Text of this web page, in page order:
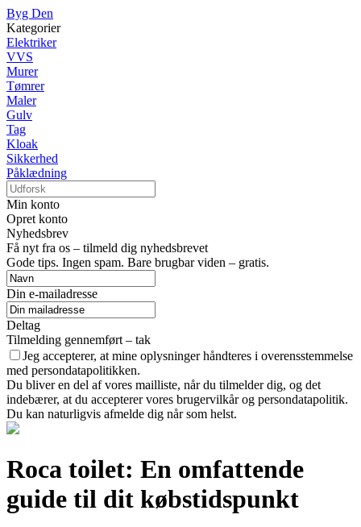
Byg Den
Kategorier
Elektriker
VVS
Murer
Tømrer
Maler
Gulv
Tag
Kloak
Sikkerhed
Påklædning
Min konto
Opret konto
Nyhedsbrev
Få nyt fra os – tilmeld dig nyhedsbrevet
Gode tips. Ingen spam. Bare brugbar viden – gratis.
Din e-mailadresse
Deltag
Tilmelding gennemført – tak
Jeg accepterer, at mine oplysninger håndteres i overensstemmelse
med persondatapolitikken.
Du bliver en del af vores mailliste, når du tilmelder dig, og det
indebærer, at du accepterer vores brugervilkår og persondatapolitik.
Du kan naturligvis afmelde dig når som helst.
Roca toilet: En omfattende
guide til dit købstidspunkt